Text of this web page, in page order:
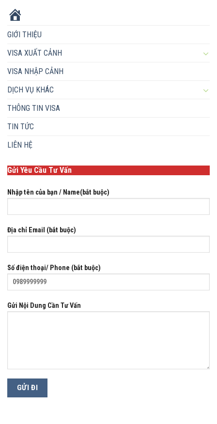
GIỚI THIỆU
VISA XUẤT CẢNH
VISA NHẬP CẢNH
DỊCH VỤ KHÁC
THÔNG TIN VISA
TIN TỨC
LIÊN HỆ
Gửi Yêu Cầu Tư Vấn
Nhập tên của bạn / Name(bắt buộc)
Địa chỉ Email (bắt buộc)
Số điện thoại/ Phone (bắt buộc)
Gửi Nội Dung Cần Tư Vấn